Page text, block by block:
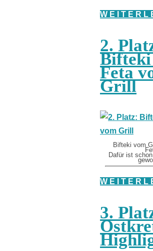
W E I T E R L
2.
Feta
Grill
Bifteki vom
Dafür ist
W E I T E R L
3.